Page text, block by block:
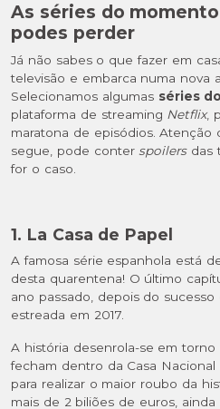
As séries do
podes perder
Já não sabes o que fazer em
televisão e embarca numa nova
Selecionamos algumas séries
plataforma de streaming Netflix,
maratona de episódios.
segue, pode conterspoilersdas
for o caso.
1. La Casa de Papel
A famosa série espanhola está
desta quarentena! O último
ano passado, depois do
estreada em 2017.
A história desenrola-se em
fecham dentro da Casa
para realizar o maior roubo da
mais de 2 biliões de euros,